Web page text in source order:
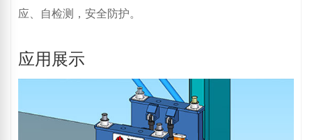
应、自检测，安全防护。
应用展示